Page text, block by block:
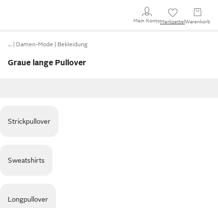
Mein KontoMerkzettel Warenkorb
… Damen-Mode Bekleidung
Graue lange Pullover
Strickpullover
Sweatshirts
Longpullover